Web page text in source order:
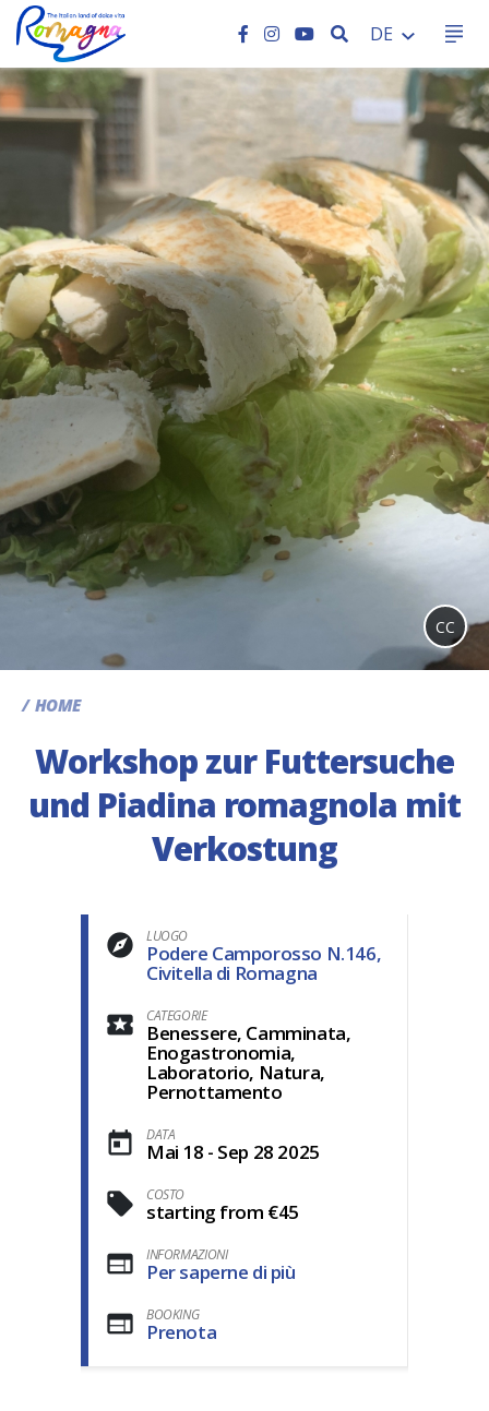
SEARCH
DE
CC
HOME
Workshop zur Futtersuche
und Piadina romagnola mit
Verkostung
LUOGO
Podere Camporosso N.146,
Civitella di Romagna
CATEGORIE
Benessere, Camminata,
Enogastronomia,
Laboratorio, Natura,
Pernottamento
DATA
Mai 18 - Sep 28 2025
COSTO
starting from €45
INFORMAZIONI
Per saperne di più
BOOKING
Prenota